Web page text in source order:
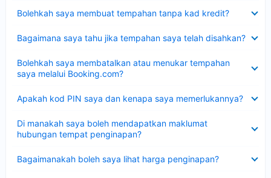
Bolehkah saya membuat tempahan tanpa kad kredit?
Bagaimana saya tahu jika tempahan saya telah disahkan?
Bolehkah saya membatalkan atau menukar tempahan
saya melalui Booking.com?
Apakah kod PIN saya dan kenapa saya memerlukannya?
Di manakah saya boleh mendapatkan maklumat
hubungan tempat penginapan?
Bagaimanakah boleh saya lihat harga penginapan?